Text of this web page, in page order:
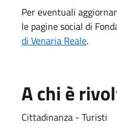
Per eventuali
le pagine social di
di Venaria Reale.
A chi è
Cittadinanza - Turisti